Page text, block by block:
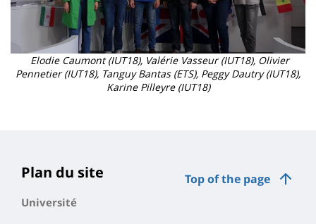
Elodie Caumont (IUT18), Valérie Vasseur (IUT18), Olivier
Pennetier (IUT18), Tanguy Bantas (ETS), Peggy Dautry (IUT18),
Karine Pilleyre (IUT18)
Top of the page
Plan du site
Université